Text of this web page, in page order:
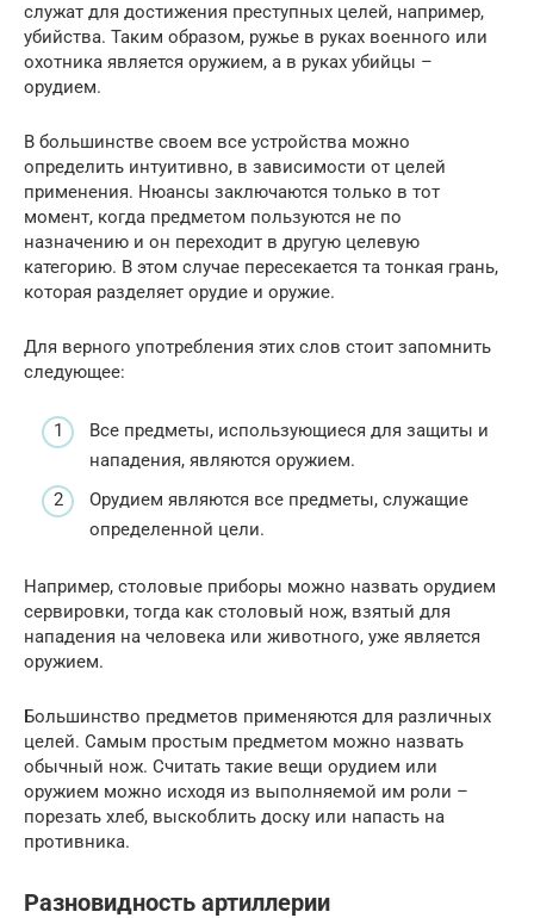
служат для достижения преступных целей, например,
убийства. Таким образом, ружье в руках военного или
охотника является оружием, а в руках убийцы –
орудием.
В большинстве своем все устройства можно
определить интуитивно, в зависимости от целей
применения. Нюансы заключаются только в тот
момент, когда предметом пользуются не по
назначению и он переходит в другую целевую
категорию. В этом случае пересекается та тонкая грань,
которая разделяет орудие и оружие.
Для верного употребления этих слов стоит запомнить
следующее:
Все предметы, использующиеся для защиты и
нападения, являются оружием.
Орудием являются все предметы, служащие
определенной цели.
Например, столовые приборы можно назвать орудием
сервировки, тогда как столовый нож, взятый для
нападения на человека или животного, уже является
оружием.
Большинство предметов применяются для различных
целей. Самым простым предметом можно назвать
обычный нож. Считать такие вещи орудием или
оружием можно исходя из выполняемой им роли –
порезать хлеб, выскоблить доску или напасть на
противника.
Разновидность артиллерии